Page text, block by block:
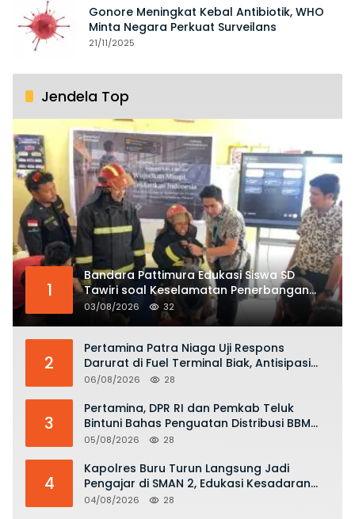
Gonore Meningkat Kebal Antibiotik, WHO
Minta Negara Perkuat Surveilans
21/11/2025
Jendela Top
1
Bandara Pattimura Edukasi Siswa SD
Tawiri soal Keselamatan Penerbangan
dan Bahaya Bermain Layang-layang di
KKOP
03/08/2026 32
2
Pertamina Patra Niaga Uji Respons
Darurat di Fuel Terminal Biak, Antisipasi
Risiko Kebakaran dan Tumpahan BBM
06/08/2026 28
3
Pertamina, DPR RI dan Pemkab Teluk
Bintuni Bahas Penguatan Distribusi BBM
dan LPG
05/08/2026 28
4
Kapolres Buru Turun Langsung Jadi
Pengajar di SMAN 2, Edukasi Kesadaran
Hukum dan Stop Kekerasan
04/08/2026 28